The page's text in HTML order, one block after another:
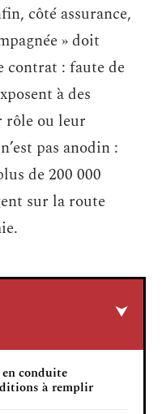
côté assurance,
» doit
: faute de
à des
rôle ou leur
pas anodin :
de 200 000
sur la route
conduite
à remplir